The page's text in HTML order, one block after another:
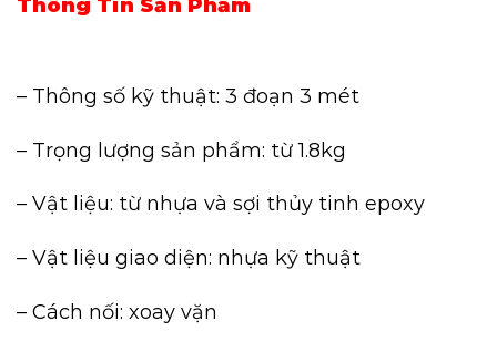
Thông Tin Sản Phẩm
– Thông số kỹ thuật: 3 đoạn 3 mét
– Trọng lượng sản phẩm: từ 1.8kg
– Vật liệu: từ nhựa và sợi thủy tinh epoxy
– Vật liệu giao diện: nhựa kỹ thuật
– Cách nối: xoay vặn